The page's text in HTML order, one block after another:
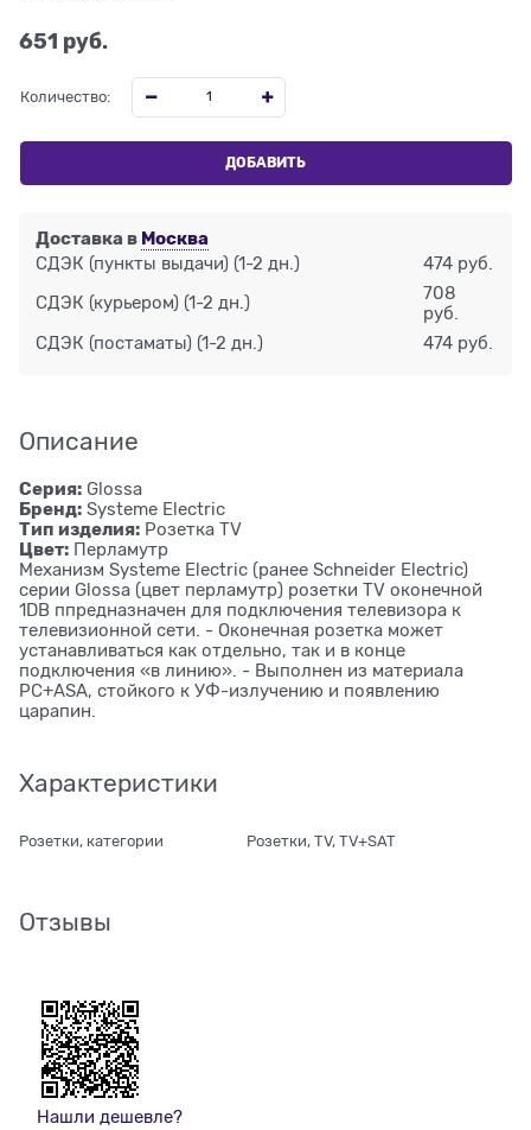
651 руб.
Количество:
ДОБАВИТЬ
Доставка в Москва
СДЭК (пункты выдачи) (1-2 дн.) 474 руб.
СДЭК (курьером) (1-2 дн.)
708
руб.
СДЭК (постаматы) (1-2 дн.) 474 руб.
Описание
Серия: Glossa
Бренд: Systeme Electric
Тип изделия: Розетка ТV
Цвет: Перламутр
Механизм Systeme Electric (ранее Schneider Electric)
серии Glossa (цвет перламутр) розетки TV оконечной
1DB ппредназначен для подключения телевизора к
телевизионной сети. - Оконечная розетка может
устанавливаться как отдельно, так и в конце
подключения «в линию». - Выполнен из материала
PС+ASA, стойкого к УФ-излучению и появлению
царапин.
Характеристики
Розетки, категории Розетки, TV, TV+SAT
Отзывы
Нашли дешевле?